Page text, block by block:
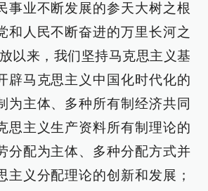
事业不断发展的参天大树之根
和人民不断奋进的万里长河之
以来，我们坚持马克思主义基
辟马克思主义中国化时代化的
为主体、多种所有制经济共同
思主义生产资料所有制理论的
分配为主体、多种分配方式并
主义分配理论的创新和发展；